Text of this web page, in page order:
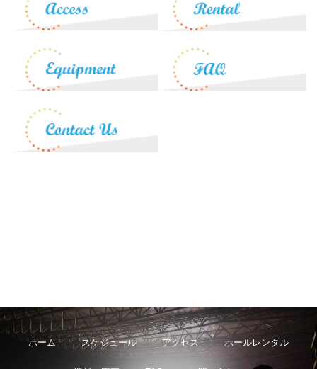
ホーム スケジュール アクセス ホールレンタル